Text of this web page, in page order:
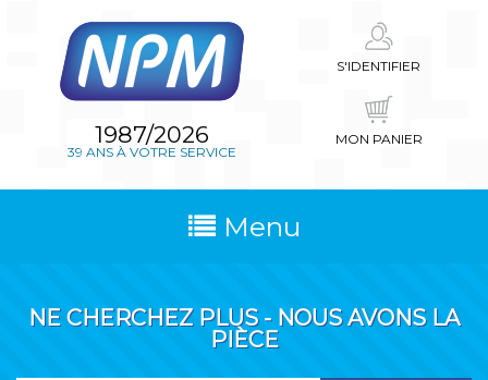
1987/2026
39 ANS À VOTRE SERVICE
S'IDENTIFIER
MON PANIER
Menu
NE CHERCHEZ PLUS - NOUS AVONS LA
PIÈCE